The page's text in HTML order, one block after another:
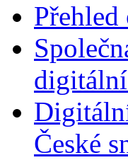
Přehled
České